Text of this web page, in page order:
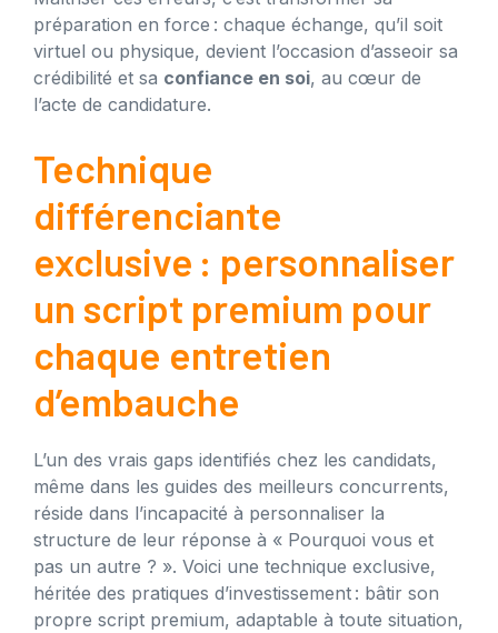
préparation en force : chaque échange, qu’il soit
virtuel ou physique, devient l’occasion d’asseoir sa
crédibilité et sa confiance en soi, au cœur de
l’acte de candidature.
Technique
différenciante
exclusive : personnaliser
un script premium pour
chaque entretien
d’embauche
L’un des vrais gaps identifiés chez les candidats,
même dans les guides des meilleurs concurrents,
réside dans l’incapacité à personnaliser la
structure de leur réponse à « Pourquoi vous et
pas un autre ? ». Voici une technique exclusive,
héritée des pratiques d’investissement : bâtir son
propre script premium, adaptable à toute situation,